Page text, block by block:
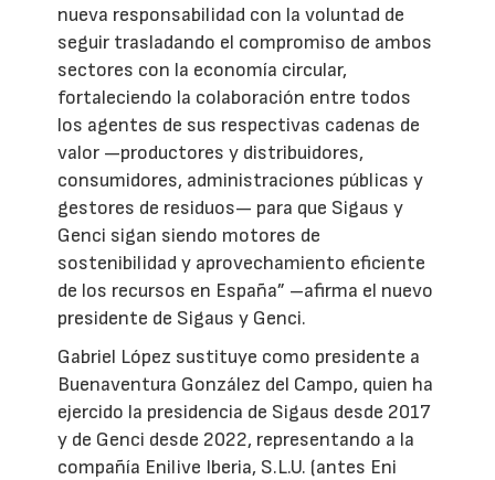
nueva responsabilidad con la voluntad de
seguir trasladando el compromiso de ambos
sectores con la economía circular,
fortaleciendo la colaboración entre todos
los agentes de sus respectivas cadenas de
valor —productores y distribuidores,
consumidores, administraciones públicas y
gestores de residuos— para que Sigaus y
Genci sigan siendo motores de
sostenibilidad y aprovechamiento eficiente
de los recursos en España” –afirma el nuevo
presidente de Sigaus y Genci.
Gabriel López sustituye como presidente a
Buenaventura González del Campo, quien ha
ejercido la presidencia de Sigaus desde 2017
y de Genci desde 2022, representando a la
compañía Enilive Iberia, S.L.U. (antes Eni